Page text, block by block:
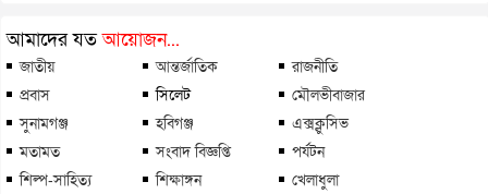
আমাদের যতআয়োজন...
জাতীয় আন্তর্জাতিক
রাজনীতি
প্রবাস
সিলেট
মৌলভীবাজার
সুনামগঞ্জ
হবিগঞ্জ
এক্সক্লুসিভ
মতামত
সংবাদ বিজ্ঞপ্তি
পর্যটন
শিল্প-সাহিত্য
শিক্ষাঙ্গন খেলাধুলা